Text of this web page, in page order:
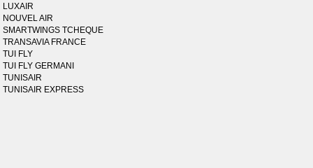
LUXAIR
NOUVEL AIR
SMARTWINGS TCHEQUE
TRANSAVIA FRANCE
TUI FLY
TUI FLY GERMANI
TUNISAIR
TUNISAIR EXPRESS